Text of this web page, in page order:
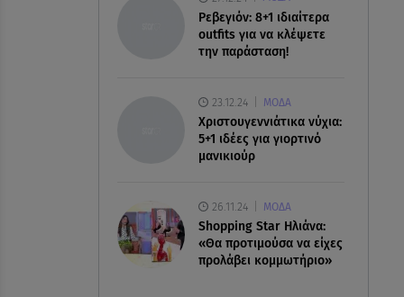
Ρεβεγιόν: 8+1 ιδιαίτερα
outfits για να κλέψετε
την παράσταση!
23.12.24 ΜΟΔΑ
Χριστουγεννιάτικα νύχια:
5+1 ιδέες για γιορτινό
μανικιούρ
26.11.24 ΜΟΔΑ
Shopping Star Ηλιάνα:
«Θα προτιμούσα να είχες
προλάβει κομμωτήριο»